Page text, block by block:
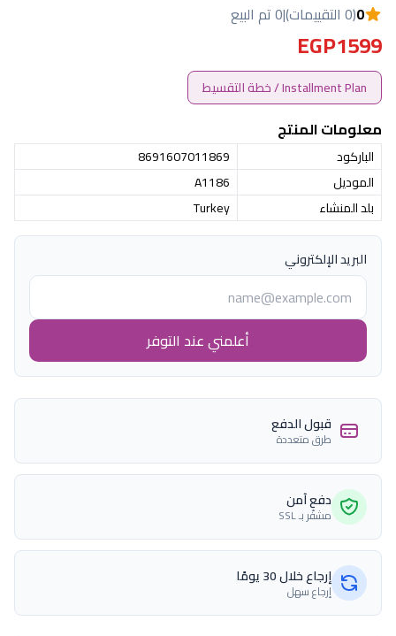
0(0 التقييمات) |0 تم البيع
EGP1599
Installment Plan / خطة التقسيط
معلومات المنتج
الباركود
8691607011869
الموديل
A1186
بلد المنشاء
Turkey
البريد الإلكتروني
أعلمني عند التوفر
قبول الدفع
طرق متعددة
دفع آمن
مشفّر بـ SSL
إرجاع خلال 30 يومًا
إرجاع سهل